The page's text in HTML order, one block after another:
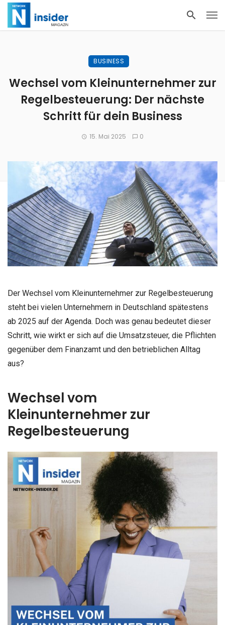
BUSINESS
Wechsel vom Kleinunternehmer zur
Regelbesteuerung: Der nächste
Schritt für dein Business
15. Mai 2025 0
Der Wechsel vom Kleinunternehmer zur Regelbesteuerung
steht bei vielen Unternehmern in Deutschland spätestens
ab 2025 auf der Agenda. Doch was genau bedeutet dieser
Schritt, wie wirkt er sich auf die Umsatzsteuer, die Pflichten
gegenüber dem Finanzamt und den betrieblichen Alltag
aus?
Wechsel vom
Kleinunternehmer zur
Regelbesteuerung